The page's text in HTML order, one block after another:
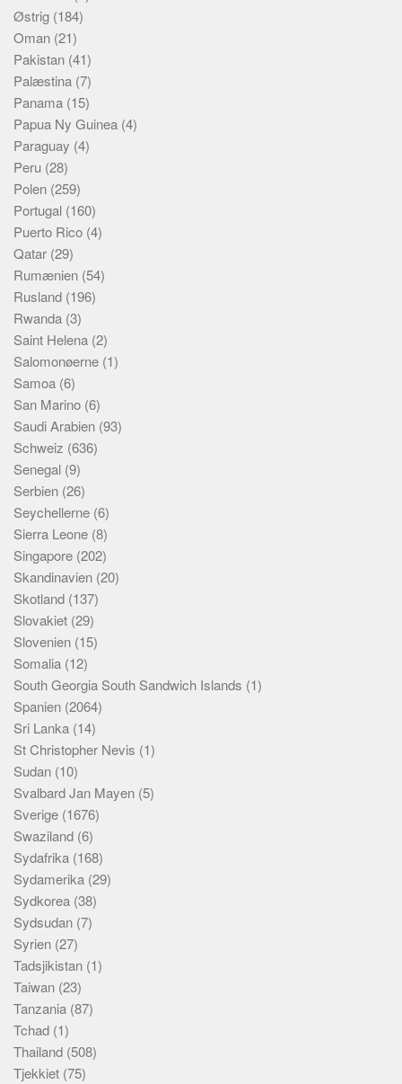
Østrig (184)
Oman (21)
Pakistan (41)
Palæstina (7)
Panama (15)
Papua Ny Guinea (4)
Paraguay (4)
Peru (28)
Polen (259)
Portugal (160)
Puerto Rico (4)
Qatar (29)
Rumænien (54)
Rusland (196)
Rwanda (3)
Saint Helena (2)
Salomonøerne (1)
Samoa (6)
San Marino (6)
Saudi Arabien (93)
Schweiz (636)
Senegal (9)
Serbien (26)
Seychellerne (6)
Sierra Leone (8)
Singapore (202)
Skandinavien (20)
Skotland (137)
Slovakiet (29)
Slovenien (15)
Somalia (12)
South Georgia South Sandwich Islands (1)
Spanien (2064)
Sri Lanka (14)
St Christopher Nevis (1)
Sudan (10)
Svalbard Jan Mayen (5)
Sverige (1676)
Swaziland (6)
Sydafrika (168)
Sydamerika (29)
Sydkorea (38)
Sydsudan (7)
Syrien (27)
Tadsjikistan (1)
Taiwan (23)
Tanzania (87)
Tchad (1)
Thailand (508)
Tjekkiet (75)